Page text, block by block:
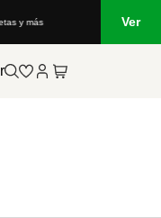
y más Ver